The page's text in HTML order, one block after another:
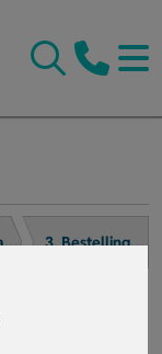
2. Winkelwagen 3. Bestelling afronden